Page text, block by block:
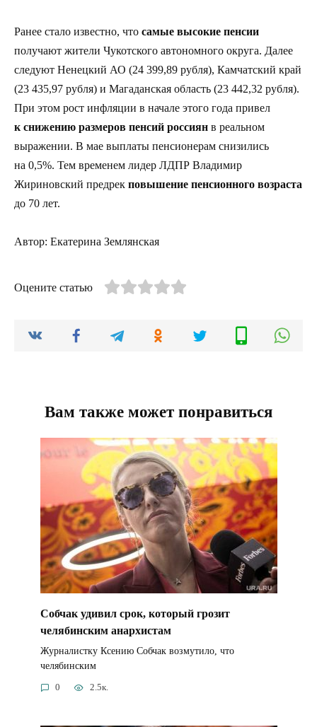
Ранее стало известно, что самые высокие пенсии
получают жители Чукотского автономного округа. Далее
следуют Ненецкий АО (24 399,89 рубля), Камчатский край
(23 435,97 рубля) и Магаданская область (23 442,32 рубля).
При этом рост инфляции в начале этого года привел
к снижению размеров пенсий россиян в реальном
выражении. В мае выплаты пенсионерам снизились
на 0,5%. Тем временем лидер ЛДПР Владимир
Жириновский предрек повышение пенсионного возраста
до 70 лет.
Автор: Екатерина Землянская
Оцените статью
Вам также может понравиться
Собчак удивил срок, который грозит
челябинским анархистам
Журналистку Ксению Собчак возмутило, что
челябинским
0 2.5к.